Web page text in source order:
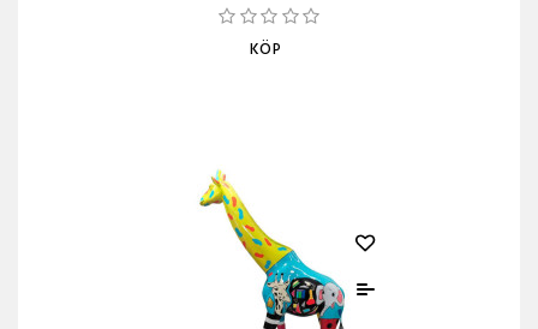
KÖP